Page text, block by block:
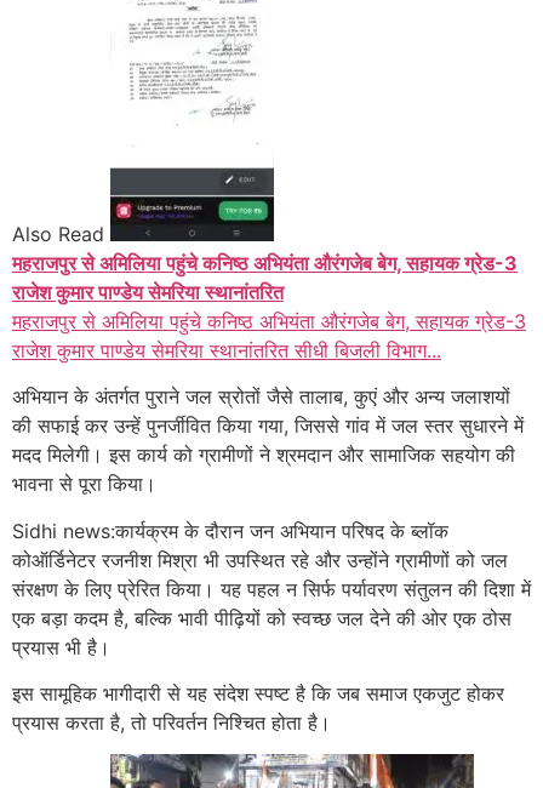
Also Read
महराजपुर से अमिलिया पहुंचे कनिष्ठ अभियंता औरंगजेब बेग, सहायक ग्रेड-3
राजेश कुमार पाण्डेय सेमरिया स्थानांतरित
महराजपुर से अमिलिया पहुंचे कनिष्ठ अभियंता औरंगजेब बेग, सहायक ग्रेड-3
राजेश कुमार पाण्डेय सेमरिया स्थानांतरित सीधी बिजली विभाग...
अभियान के अंतर्गत पुराने जल स्रोतों जैसे तालाब, कुएं और अन्य जलाशयों
की सफाई कर उन्हें पुनर्जीवित किया गया, जिससे गांव में जल स्तर सुधारने में
मदद मिलेगी। इस कार्य को ग्रामीणों ने श्रमदान और सामाजिक सहयोग की
भावना से पूरा किया।
Sidhi news:कार्यक्रम के दौरान जन अभियान परिषद के ब्लॉक
कोऑर्डिनेटर रजनीश मिश्रा भी उपस्थित रहे और उन्होंने ग्रामीणों को जल
संरक्षण के लिए प्रेरित किया। यह पहल न सिर्फ पर्यावरण संतुलन की दिशा में
एक बड़ा कदम है, बल्कि भावी पीढ़ियों को स्वच्छ जल देने की ओर एक ठोस
प्रयास भी है।
इस सामूहिक भागीदारी से यह संदेश स्पष्ट है कि जब समाज एकजुट होकर
प्रयास करता है, तो परिवर्तन निश्चित होता है।